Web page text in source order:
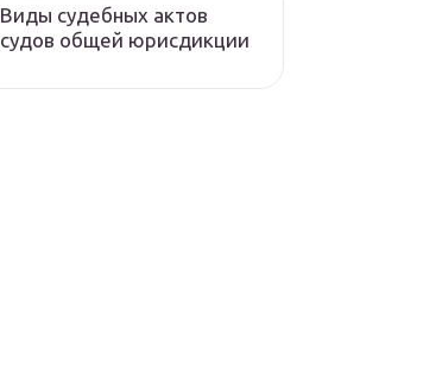
Виды судебных актов
судов общей юрисдикции